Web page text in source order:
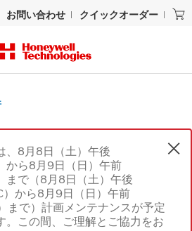
お問い合わせ クイックオーダー
、8月8日（土）午後
から8月9日（日）午前
まで（8月8日（土）午後
から8月9日（日）午前
まで）計画メンテナンスが予定
。この間、ご理解とご協力をお